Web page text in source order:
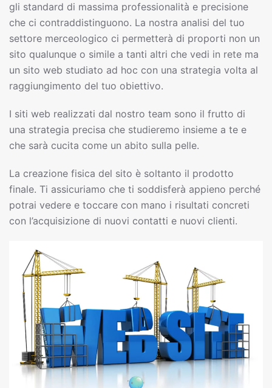
gli standard di massima professionalità e precisione
che ci contraddistinguono. La nostra analisi del tuo
settore merceologico ci permetterà di proporti non un
sito qualunque o simile a tanti altri che vedi in rete ma
un sito web studiato ad hoc con una strategia volta al
raggiungimento del tuo obiettivo.
I siti web realizzati dal nostro team sono il frutto di
una strategia precisa che studieremo insieme a te e
che sarà cucita come un abito sulla pelle.
La creazione fisica del sito è soltanto il prodotto
finale. Ti assicuriamo che ti soddisferà appieno perché
potrai vedere e toccare con mano i risultati concreti
con l’acquisizione di nuovi contatti e nuovi clienti.